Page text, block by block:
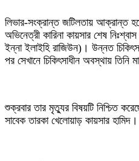
লিভার-সংক্রান্ত জটিলতায় আক্রান্ত
অভিনেত্রী কারিনা কায়সার শেষ
ইন্না ইলাইহি রাজিউন)। উন্নত
পর সেখানে চিকিৎসাধীন অবস্থায় তিনি
শুক্রবার তার মৃত্যুর বিষয়টি নিশ্চিত
সাবেক তারকা খেলোয়াড় কায়সার হামিদ।